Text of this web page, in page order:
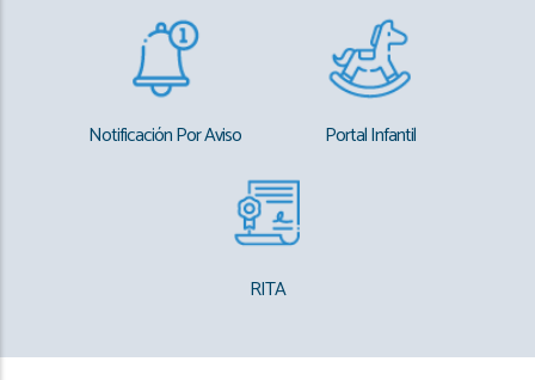
Notificación Por Aviso Portal Infantil
RITA